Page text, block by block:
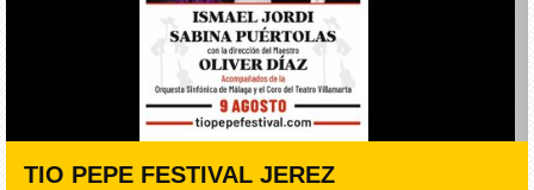
TIO PEPE FESTIVAL JEREZ